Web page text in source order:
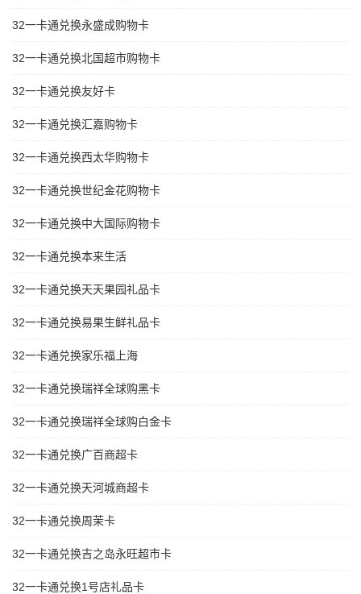
32一卡通兑换永盛成购物卡
32一卡通兑换北国超市购物卡
32一卡通兑换友好卡
32一卡通兑换汇嘉购物卡
32一卡通兑换西太华购物卡
32一卡通兑换世纪金花购物卡
32一卡通兑换中大国际购物卡
32一卡通兑换本来生活
32一卡通兑换天天果园礼品卡
32一卡通兑换易果生鲜礼品卡
32一卡通兑换家乐福上海
32一卡通兑换瑞祥全球购黑卡
32一卡通兑换瑞祥全球购白金卡
32一卡通兑换广百商超卡
32一卡通兑换天河城商超卡
32一卡通兑换周茉卡
32一卡通兑换吉之岛永旺超市卡
32一卡通兑换1号店礼品卡